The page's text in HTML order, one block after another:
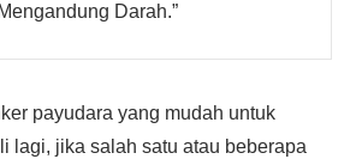
Darah.”
payudara yang mudah untuk
lagi, jika salah satu atau beberapa